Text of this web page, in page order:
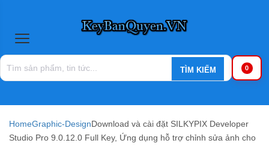
0
HomeGraphic-DesignDownload và cài đặt SILKYPIX Developer
Studio Pro 9.0.12.0 Full Key, Ứng dụng hỗ trợ chỉnh sửa ảnh cho